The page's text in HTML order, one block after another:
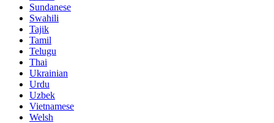
Sundanese
Swahili
Tajik
Tamil
Telugu
Thai
Ukrainian
Urdu
Uzbek
Vietnamese
Welsh